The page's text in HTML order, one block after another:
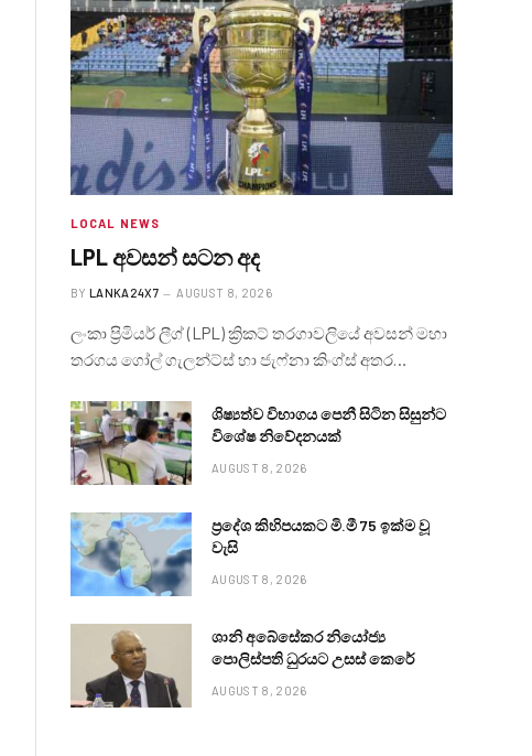
LOCAL NEWS
LPL අවසන් සටන අද
BY LANKA24X7 AUGUST 8, 2026
ලංකා ප්‍රිමියර් ලීග් (LPL) ක්‍රිකට් තරගාවලියේ අවසන් මහා
තරගය ගෝල් ගැලන්ට්ස් හා ජැෆ්නා කිංග්ස් අතර…
ශිෂ්‍යත්ව විභාගය පෙනී සිටින සිසුන්ට
විශේෂ නිවේදනයක්
AUGUST 8, 2026
ප්‍රදේශ කිහිපයකට මි.මී 75 ඉක්ම වූ
වැසි
AUGUST 8, 2026
ශානි අබේසේකර නියෝජ්‍ය
පොලිස්පති ධුරයට උසස් කෙරේ
AUGUST 8, 2026